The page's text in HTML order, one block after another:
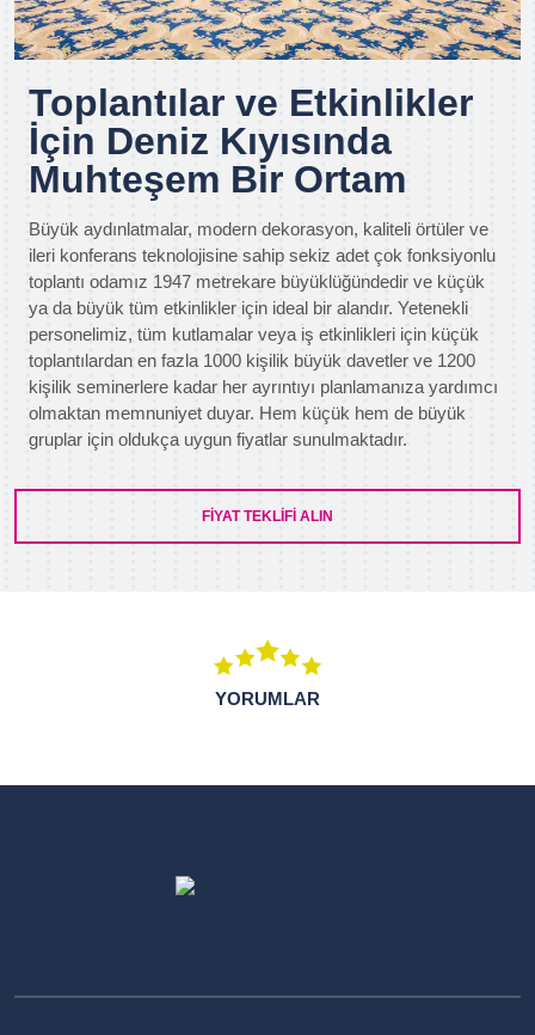
Toplantılar ve Etkinlikler
İçin Deniz Kıyısında
Muhteşem Bir Ortam
Büyük aydınlatmalar, modern dekorasyon, kaliteli örtüler ve
ileri konferans teknolojisine sahip sekiz adet çok fonksiyonlu
toplantı odamız 1947 metrekare büyüklüğündedir ve küçük
ya da büyük tüm etkinlikler için ideal bir alandır. Yetenekli
personelimiz, tüm kutlamalar veya iş etkinlikleri için küçük
toplantılardan en fazla 1000 kişilik büyük davetler ve 1200
kişilik seminerlere kadar her ayrıntıyı planlamanıza yardımcı
olmaktan memnuniyet duyar. Hem küçük hem de büyük
gruplar için oldukça uygun fiyatlar sunulmaktadır.
FIYAT TEKLIFI ALIN
YORUMLAR